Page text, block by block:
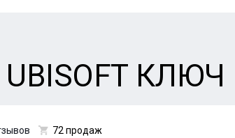
UBISOFT КЛЮЧ
72 продаж